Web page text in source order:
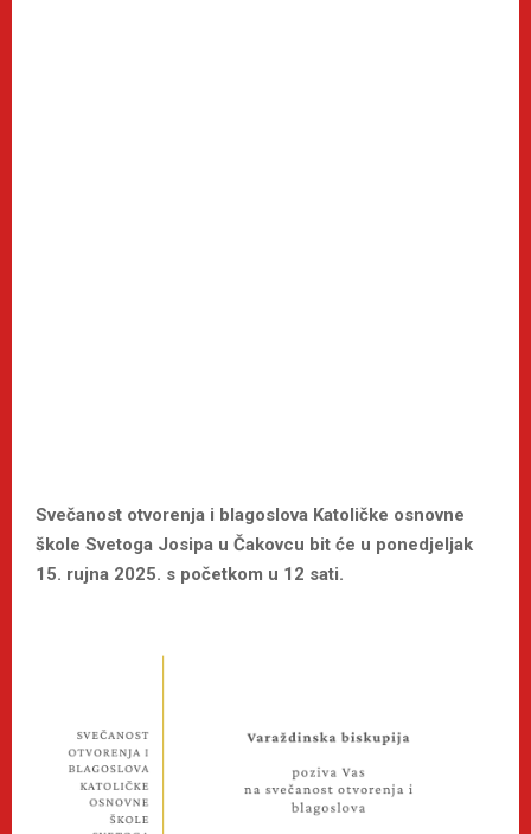
Svečanost otvorenja i blagoslova Katoličke osnovne
škole Svetoga Josipa u Čakovcu bit će u ponedjeljak
15. rujna 2025. s početkom u 12 sati.